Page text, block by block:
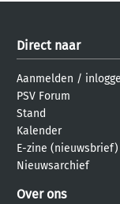
Direct naar
Aanmelden /
PSV Forum
Stand
Kalender
E-zine (nieuwsbrief)
Nieuwsarchief
Over ons